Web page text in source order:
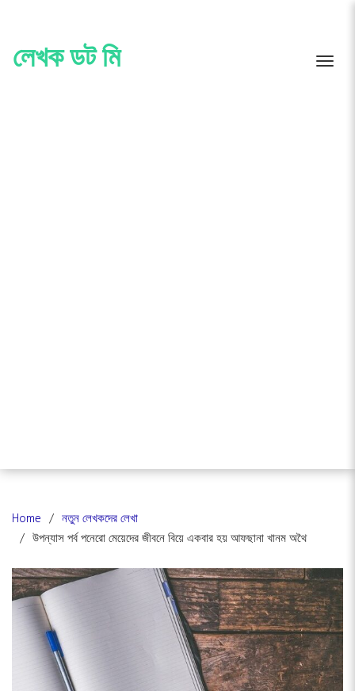
content
লেখক ডট মি
Home
নতুন লেখকদের লেখা
উপন্যাস পর্ব পনেরো মেয়েদের জীবনে বিয়ে একবার হয় আফছানা খানম অথৈ